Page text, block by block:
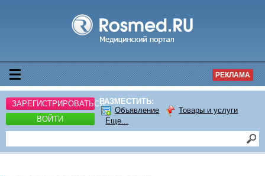
РЕКЛАМА
ЗАРЕГИСТРИРОВАТЬСЯ
ВОЙТИ
РАЗМЕСТИТЬ:
Объявление
Товары и услуги
Еще...